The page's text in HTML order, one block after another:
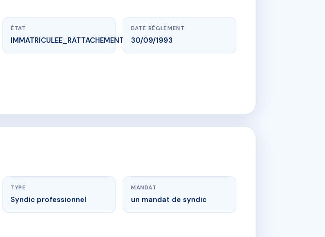
ÉTAT
IMMATRICULEE_RATTACHEMENT_EXPIRE
DATE RÈGLEMENT
30/09/1993
TYPE
Syndic professionnel
MANDAT
un mandat de syndic